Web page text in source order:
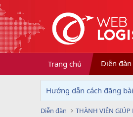
Trang chủ Diễn đàn
Hướng dẫn cách đăng
Diễn đàn THÀNH VIÊN GIÚP